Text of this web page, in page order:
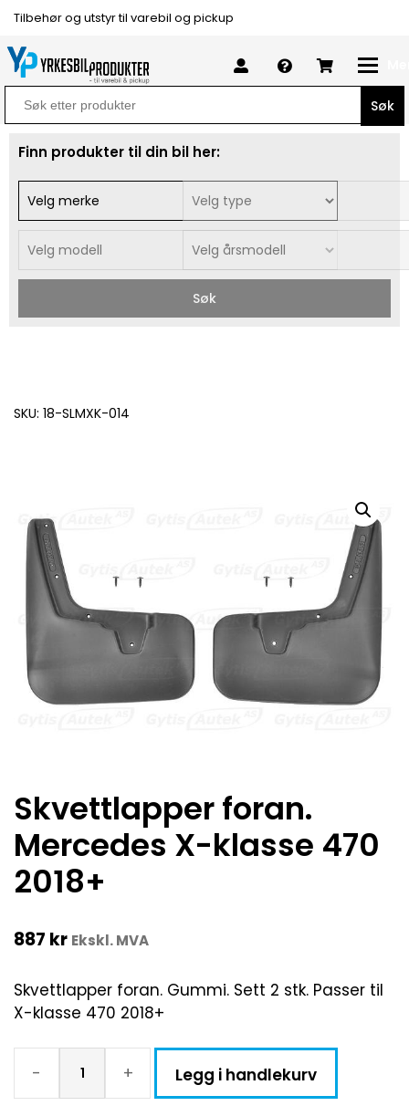
Tilbehør og utstyr til varebil og pickup
Search
for:
Finn produkter til din bil her:
Søk
SKU: 18-SLMXK-014
Skvettlapper foran.
Mercedes X-klasse 470
2018+
887 kr Ekskl. MVA
Skvettlapper foran. Gummi. Sett 2 stk. Passer til
X-klasse 470 2018+
- + Legg i handlekurv